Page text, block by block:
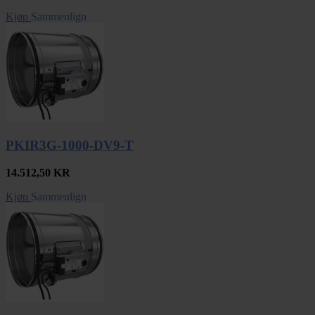
Kjøp Sammenlign
PKIR3G-1000-DV9-T
14.512,50 KR
Kjøp Sammenlign